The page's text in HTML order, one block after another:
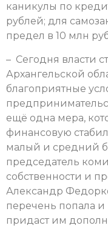
каникулы по
рублей; для
предел в 10 млн
– Сегодня власти
Архангельской
благоприятные
ещё одна мера,
финансовую
малый и средний
председатель
собственности и
Александр
перечень попала и
придаст им